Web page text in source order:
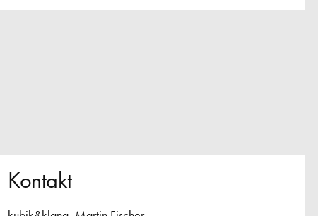
Kontakt